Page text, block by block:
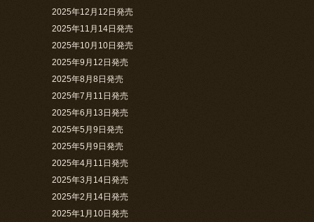
2025年12月12日発売
2025年11月14日発売
2025年10月10日発売
2025年9月12日発売
2025年8月8日発売
2025年7月11日発売
2025年6月13日発売
2025年5月9日発売
2025年5月9日発売
2025年4月11日発売
2025年3月14日発売
2025年2月14日発売
2025年1月10日発売